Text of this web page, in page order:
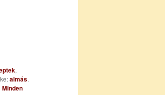
,
almás,
Minden